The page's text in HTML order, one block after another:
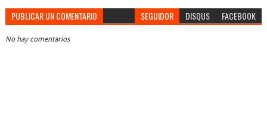
PUBLICAR UN COMENTARIO SEGUIDOR DISQUS FACEBOOK
No hay comentarios